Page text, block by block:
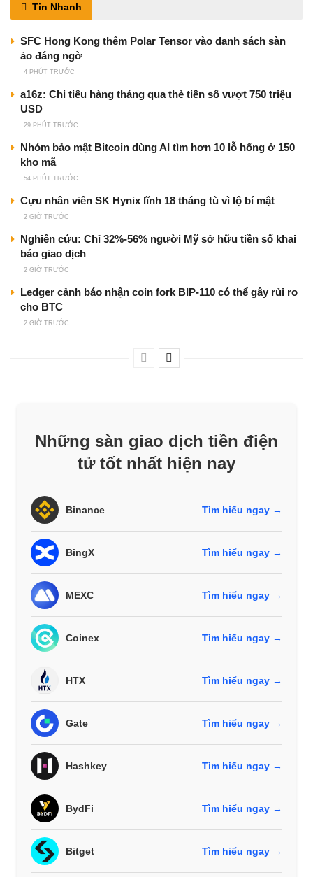
Tin Nhanh
SFC Hong Kong thêm Polar Tensor vào danh sách sàn
ảo đáng ngờ
4 PHÚT TRƯỚC
a16z: Chi tiêu hàng tháng qua thẻ tiền số vượt 750 triệu
USD
29 PHÚT TRƯỚC
Nhóm bảo mật Bitcoin dùng AI tìm hơn 10 lỗ hổng ở 150
kho mã
54 PHÚT TRƯỚC
Cựu nhân viên SK Hynix lĩnh 18 tháng tù vì lộ bí mật
2 GIỜ TRƯỚC
Nghiên cứu: Chỉ 32%-56% người Mỹ sở hữu tiền số khai
báo giao dịch
2 GIỜ TRƯỚC
Ledger cảnh báo nhận coin fork BIP-110 có thể gây rủi ro
cho BTC
2 GIỜ TRƯỚC
Những sàn giao dịch tiền điện
tử tốt nhất hiện nay
Binance Tìm hiểu ngay →
BingX Tìm hiểu ngay →
MEXC Tìm hiểu ngay →
Coinex Tìm hiểu ngay →
HTX Tìm hiểu ngay →
Gate Tìm hiểu ngay →
Hashkey Tìm hiểu ngay →
BydFi Tìm hiểu ngay →
Bitget Tìm hiểu ngay →